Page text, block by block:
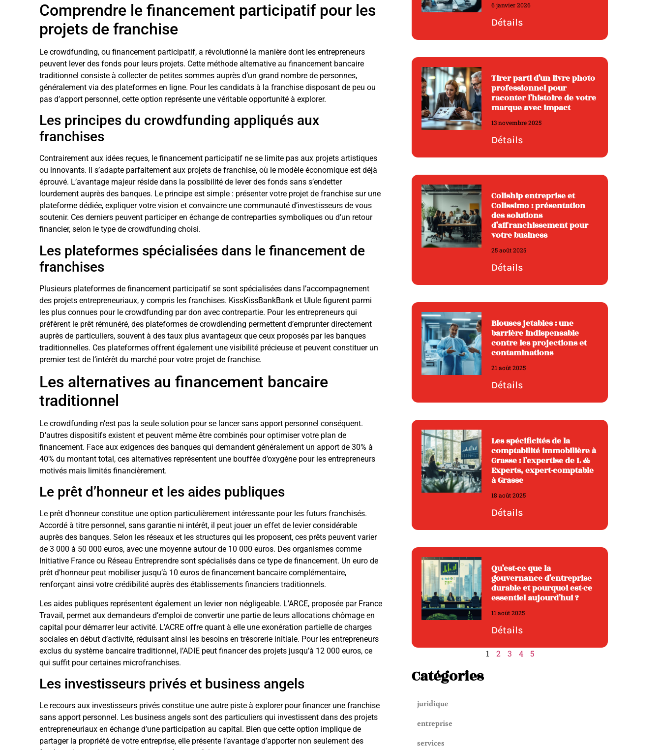
Comprendre le financement participatif pour les
projets de franchise
Le crowdfunding, ou financement participatif, a révolutionné la manière dont les entrepreneurs
peuvent lever des fonds pour leurs projets. Cette méthode alternative au financement bancaire
traditionnel consiste à collecter de petites sommes auprès d’un grand nombre de personnes,
généralement via des plateformes en ligne. Pour les candidats à la franchise disposant de peu ou
pas d’apport personnel, cette option représente une véritable opportunité à explorer.
Les principes du crowdfunding appliqués aux
franchises
Contrairement aux idées reçues, le financement participatif ne se limite pas aux projets artistiques
ou innovants. Il s’adapte parfaitement aux projets de franchise, où le modèle économique est déjà
éprouvé. L’avantage majeur réside dans la possibilité de lever des fonds sans s’endetter
lourdement auprès des banques. Le principe est simple : présenter votre projet de franchise sur une
plateforme dédiée, expliquer votre vision et convaincre une communauté d’investisseurs de vous
soutenir. Ces derniers peuvent participer en échange de contreparties symboliques ou d’un retour
financier, selon le type de crowdfunding choisi.
Les plateformes spécialisées dans le financement de
franchises
Plusieurs plateformes de financement participatif se sont spécialisées dans l’accompagnement
des projets entrepreneuriaux, y compris les franchises. KissKissBankBank et Ulule figurent parmi
les plus connues pour le crowdfunding par don avec contrepartie. Pour les entrepreneurs qui
préfèrent le prêt rémunéré, des plateformes de crowdlending permettent d’emprunter directement
auprès de particuliers, souvent à des taux plus avantageux que ceux proposés par les banques
traditionnelles. Ces plateformes offrent également une visibilité précieuse et peuvent constituer un
premier test de l’intérêt du marché pour votre projet de franchise.
Les alternatives au financement bancaire
traditionnel
Le crowdfunding n’est pas la seule solution pour se lancer sans apport personnel conséquent.
D’autres dispositifs existent et peuvent même être combinés pour optimiser votre plan de
financement. Face aux exigences des banques qui demandent généralement un apport de 30% à
40% du montant total, ces alternatives représentent une bouffée d’oxygène pour les entrepreneurs
motivés mais limités financièrement.
Le prêt d’honneur et les aides publiques
Le prêt d’honneur constitue une option particulièrement intéressante pour les futurs franchisés.
Accordé à titre personnel, sans garantie ni intérêt, il peut jouer un effet de levier considérable
auprès des banques. Selon les réseaux et les structures qui les proposent, ces prêts peuvent varier
de 3 000 à 50 000 euros, avec une moyenne autour de 10 000 euros. Des organismes comme
Initiative France ou Réseau Entreprendre sont spécialisés dans ce type de financement. Un euro de
prêt d’honneur peut mobiliser jusqu’à 10 euros de financement bancaire complémentaire,
renforçant ainsi votre crédibilité auprès des établissements financiers traditionnels.
Les aides publiques représentent également un levier non négligeable. L’ARCE, proposée par France
Travail, permet aux demandeurs d’emploi de convertir une partie de leurs allocations chômage en
capital pour démarrer leur activité. L’ACRE offre quant à elle une exonération partielle de charges
sociales en début d’activité, réduisant ainsi les besoins en trésorerie initiale. Pour les entrepreneurs
exclus du système bancaire traditionnel, l’ADIE peut financer des projets jusqu’à 12 000 euros, ce
qui suffit pour certaines microfranchises.
Les investisseurs privés et business angels
Le recours aux investisseurs privés constitue une autre piste à explorer pour financer une franchise
sans apport personnel. Les business angels sont des particuliers qui investissent dans des projets
entrepreneuriaux en échange d’une participation au capital. Bien que cette option implique de
partager la propriété de votre entreprise, elle présente l’avantage d’apporter non seulement des
6 janvier 2026
Détails
Tirer parti d’un livre photo
professionnel pour
raconter l’histoire de votre
marque avec impact
13 novembre 2025
Détails
Coliship entreprise et
Colissimo : présentation
des solutions
d’affranchissement pour
votre business
25 août 2025
Détails
Blouses jetables : une
barrière indispensable
contre les projections et
contaminations
21 août 2025
Détails
Les spécificités de la
comptabilité immobilière à
Grasse : l’expertise de L &
Experts, expert-comptable
à Grasse
18 août 2025
Détails
Qu’est-ce que la
gouvernance d’entreprise
durable et pourquoi est-ce
essentiel aujourd’hui ?
11 août 2025
Détails
1 2 3 4 5
Catégories
juridique
entreprise
services